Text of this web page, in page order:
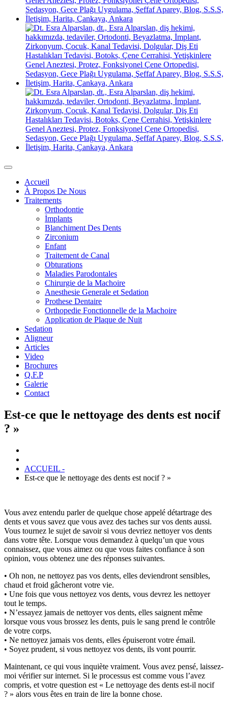
Accueil
À Propos De Nous
Traitements
Orthodontie
İmplants
Blanchiment Des Dents
Zirconium
Enfant
Traitement de Canal
Obturations
Maladies Parodontales
Chirurgie de la Machoire
Anesthesie Generale et Sedation
Prothese Dentaire
Orthopedie Fonctionnelle de la Machoire
Application de Plaque de Nuit
Sedation
Aligneur
Articles
Video
Brochures
Q.F.P
Galerie
Contact
Est-ce que le nettoyage des dents est nocif
? »
ACCUEIL -
Est-ce que le nettoyage des dents est nocif ? »
Vous avez entendu parler de quelque chose appelé détartrage des
dents et vous savez que vous avez des taches sur vos dents aussi.
Vous tournez le sujet de savoir si vous devriez nettoyer vos dents
dans votre tête. Lorsque vous demandez à quelqu’un que vous
connaissez, que vous aimez ou que vous faites confiance à son
opinion, vous obtenez une des réponses suivantes.
• Oh non, ne nettoyez pas vos dents, elles deviendront sensibles,
chaud et froid gâcheront votre vie.
• Une fois que vous nettoyez vos dents, vous devrez les nettoyer
tout le temps.
• N’essayez jamais de nettoyer vos dents, elles saignent même
lorsque vous vous brossez les dents, puis le sang prend le contrôle
de votre corps.
• Ne nettoyez jamais vos dents, elles épuiseront votre émail.
• Soyez prudent, si vous nettoyez vos dents, ils vont pourrir.
Maintenant, ce qui vous inquiète vraiment. Vous avez pensé, laissez-
moi vérifier sur internet. Si le processus est comme vous l’avez
compris, et votre question est « Le nettoyage des dents est-il nocif
? » alors vous êtes en train de lire la bonne chose.